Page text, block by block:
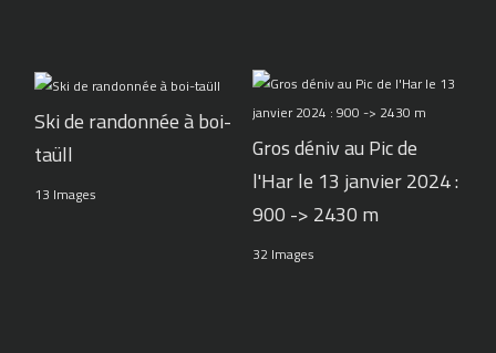
Ski de randonnée à boi-
taüll
13 Images
Gros déniv au Pic de
l'Har le 13 janvier 2024 :
900 -> 2430 m
32 Images